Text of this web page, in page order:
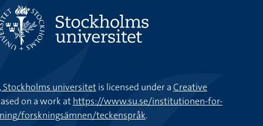
universitetis licensed under aCreative
on a work athttps://www.su.se/institutionen-for-
forskningsämnen/teckenspråk.